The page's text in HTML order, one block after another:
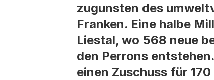
zugunsten des
Franken. Eine halbe
Liestal, wo 568 neue
den Perrons
einen Zuschuss für